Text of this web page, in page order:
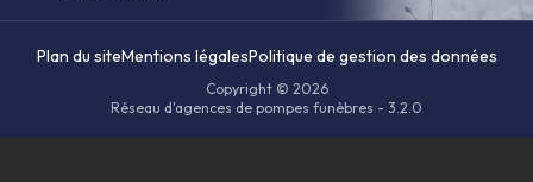
Plan du siteMentions légalesPolitique de gestion des données
Copyright © 2026
Réseau d'agences de pompes funèbres - 3.2.0